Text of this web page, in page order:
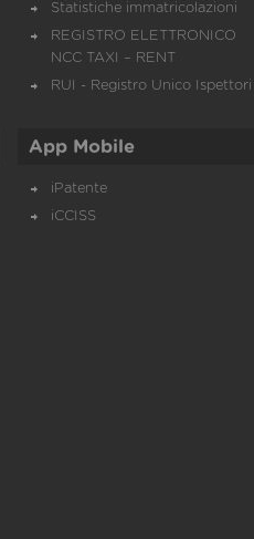
Statistiche immatricolazioni
REGISTRO ELETTRONICO
NCC TAXI – RENT
RUI - Registro Unico Ispettori
App Mobile
iPatente
iCCISS